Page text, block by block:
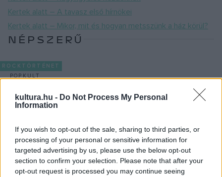
kultura.hu - Do Not Process My Personal
Information
If you wish to opt-out of the sale, sharing to third parties, or
processing of your personal or sensitive information for
targeted advertising by us, please use the below opt-out
section to confirm your selection. Please note that after your
opt-out request is processed you may continue seeing
Kertek alatt – A tavasz első hírnökei
Kertek alatt – Mikor, mit és hogyan metsszünk a ház körül?
NÉPSZERŰ
ROCKTÖRTÉNET
POPKULT
A The Beatles csodafegyverét a jövőből
küldték vissza
Revolver című albuma, amely nemcsak hogy megelőzte a
korát, hanem új kort talált ki magának. Egy olyan lemezről
van szó, amelyre a zenekar nemcsak 14 dalt rögzített,
hanem megalkotott 14 hangzást, és forradalmasította a